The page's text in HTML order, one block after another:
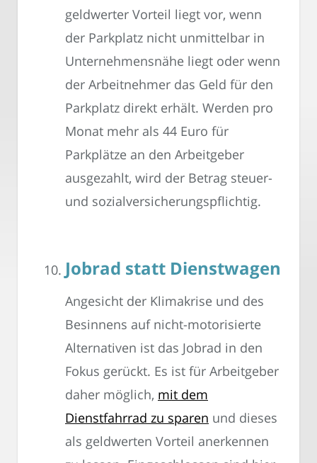
geldwerter Vorteil liegt vor, wenn
der Parkplatz nicht unmittelbar in
Unternehmensnähe liegt oder wenn
der Arbeitnehmer das Geld für den
Parkplatz direkt erhält. Werden pro
Monat mehr als 44 Euro für
Parkplätze an den Arbeitgeber
ausgezahlt, wird der Betrag steuer-
und sozialversicherungspflichtig.
Jobrad statt Dienstwagen
Angesicht der Klimakrise und des
Besinnens auf nicht-motorisierte
Alternativen ist das Jobrad in den
Fokus gerückt. Es ist für Arbeitgeber
daher möglich, mit dem
Dienstfahrrad zu sparen und dieses
als geldwerten Vorteil anerkennen